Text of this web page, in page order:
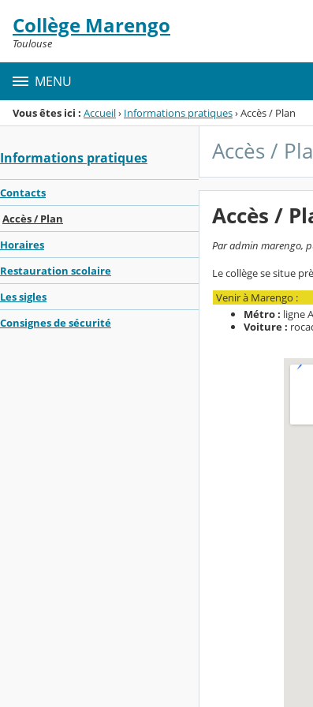
Menu de la rubrique
Contenu
Collège Marengo
Toulouse
MENU
Vous êtes ici : Accueil› Informations pratiques›Accès / Plan
Informations pratiques
Contacts
Accès / Plan
Horaires
Restauration scolaire
Les sigles
Consignes de sécurité
Accès /
Accès /
Par admin marengo,
Le collège se situe
Venir à Marengo :
Métro : ligne
Voiture :